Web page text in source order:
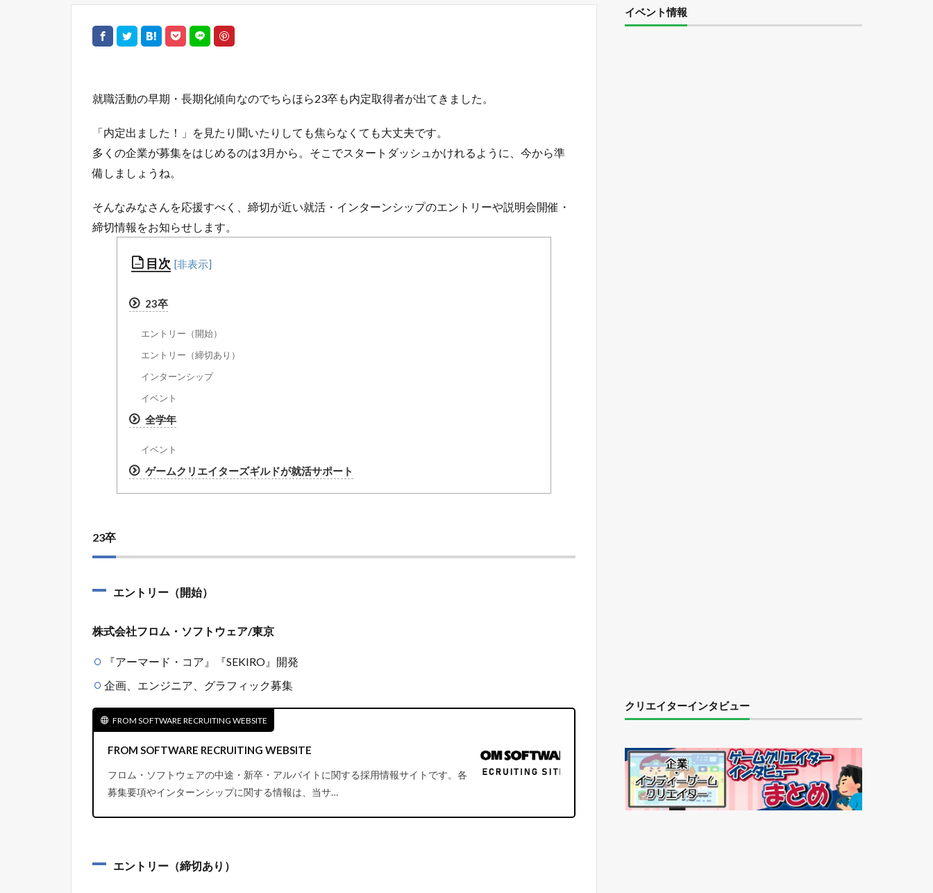
就職活動の早期・長期化傾向なのでちらほら23卒も内定取得者が出てきました。
「内定出ました！」を見たり聞いたりしても焦らなくても大丈夫です。
多くの企業が募集をはじめるのは3月から。そこでスタートダッシュかけれるように、今から準
備しましょうね。
そんなみなさんを応援すべく、締切が近い就活・インターンシップのエントリーや説明会開催・
締切情報をお知らせします。
目次
23卒
エントリー（開始）
エントリー（締切あり）
インターンシップ
イベント
全学年
イベント
ゲームクリエイターズギルドが就活サポート
23卒
エントリー（開始）
株式会社フロム・ソフトウェア/東京
『アーマード・コア』『SEKIRO』開発
企画、エンジニア、グラフィック募集
FROM SOFTWARE RECRUITING WEBSITE
FROM SOFTWARE RECRUITING WEBSITE
フロム・ソフトウェアの中途・新卒・アルバイトに関する採用情報サイトです。各
募集要項やインターンシップに関する情報は、当サ…
エントリー（締切あり）
イベント情報
クリエイターインタビュー